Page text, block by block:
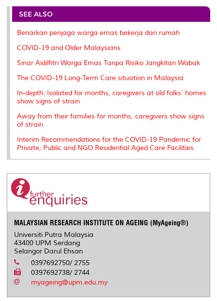
e
b
o
o
t
r
e
I
l
L
n
P
e
s
s
t
SEE ALSO
Benarkan penjaga warga emas bekerja dari rumah
COVID-19 and Older Malaysians
Sinar Aidilfitri Warga Emas Tanpa Risiko Jangkitan Wabak
The COVID-19 Long-Term Care situation in Malaysia
In-depth: Isolated for months, caregivers at old folks' homes
show signs of strain
Away from their families for months, caregivers show signs
of strain
Interim Recommendations for the COVID-19 Pandemic for
Private, Public and NGO Residential Aged Care Facilities
MALAYSIAN RESEARCH INSTITUTE ON AGEING (MyAgeing®)
Universiti Putra Malaysia
43400 UPM Serdang
Selangor Darul Ehsan
0397692750/ 2755
0397692738/ 2744
myageing@upm.edu.my